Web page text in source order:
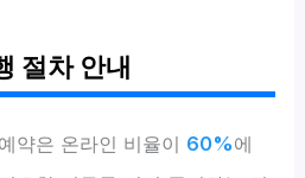
절차 안내
약은 온라인 비율이 60%에